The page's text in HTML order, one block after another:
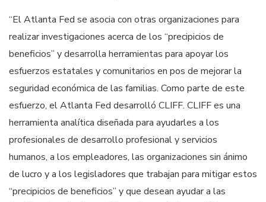
“El Atlanta Fed se asocia con otras organizaciones para
realizar investigaciones acerca de los “precipicios de
beneficios” y desarrolla herramientas para apoyar los
esfuerzos estatales y comunitarios en pos de mejorar la
seguridad económica de las familias. Como parte de este
esfuerzo, el Atlanta Fed desarrolló CLIFF. CLIFF es una
herramienta analítica diseñada para ayudarles a los
profesionales de desarrollo profesional y servicios
humanos, a los empleadores, las organizaciones sin ánimo
de lucro y a los legisladores que trabajan para mitigar estos
“precipicios de beneficios” y que desean ayudar a las